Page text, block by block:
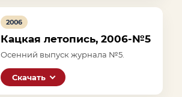
2006
Кацкая летопись, 2006-№5
Осенний выпуск журнала №5.
Скачать